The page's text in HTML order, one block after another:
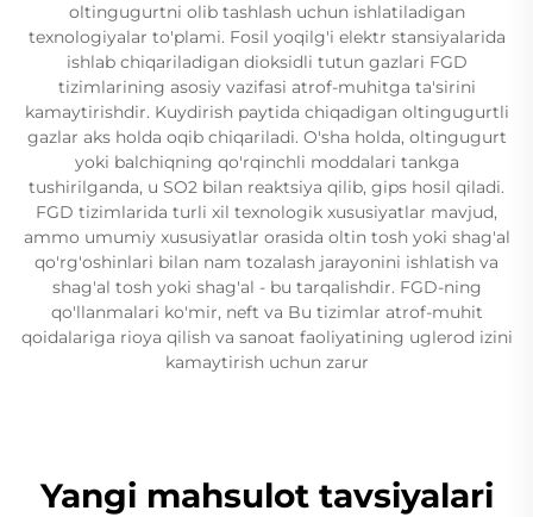
oltingugurtni olib tashlash uchun ishlatiladigan
texnologiyalar to'plami. Fosil yoqilg'i elektr stansiyalarida
ishlab chiqariladigan dioksidli tutun gazlari FGD
tizimlarining asosiy vazifasi atrof-muhitga ta'sirini
kamaytirishdir. Kuydirish paytida chiqadigan oltingugurtli
gazlar aks holda oqib chiqariladi. O'sha holda, oltingugurt
yoki balchiqning qo'rqinchli moddalari tankga
tushirilganda, u SO2 bilan reaktsiya qilib, gips hosil qiladi.
FGD tizimlarida turli xil texnologik xususiyatlar mavjud,
ammo umumiy xususiyatlar orasida oltin tosh yoki shag'al
qo'rg'oshinlari bilan nam tozalash jarayonini ishlatish va
shag'al tosh yoki shag'al - bu tarqalishdir. FGD-ning
qo'llanmalari ko'mir, neft va Bu tizimlar atrof-muhit
qoidalariga rioya qilish va sanoat faoliyatining uglerod izini
kamaytirish uchun zarur
Yangi mahsulot tavsiyalari